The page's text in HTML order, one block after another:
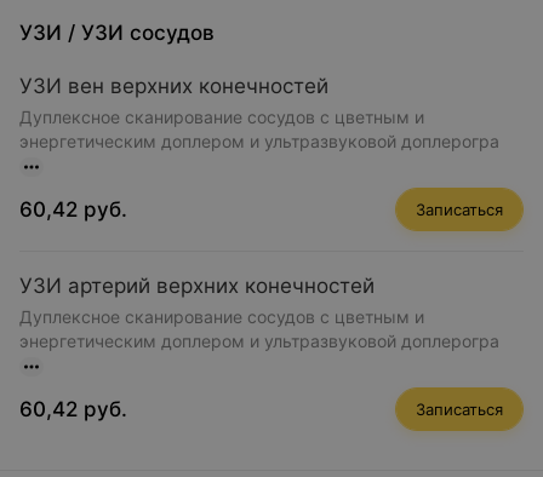
УЗИ / УЗИ сосудов
УЗИ вен верхних конечностей
Дуплексное сканирование сосудов с цветным и
энергетическим доплером и ультразвуковой доплерогра
60,42 руб. Записаться
УЗИ артерий верхних конечностей
Дуплексное сканирование сосудов с цветным и
энергетическим доплером и ультразвуковой доплерогра
60,42 руб. Записаться